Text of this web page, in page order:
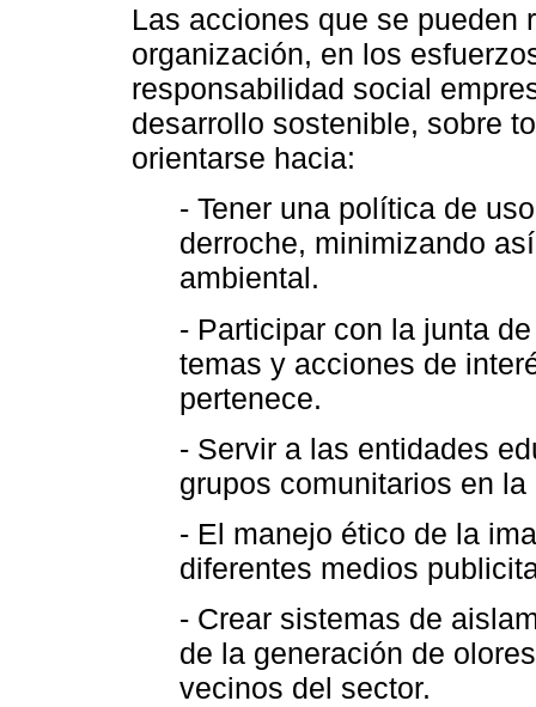
Las acciones que se pueden
organización, en los
responsabilidad social
desarrollo sostenible, sobre
orientarse hacia:
- Tener una política de
derroche, minimizando
ambiental.
- Participar con la junta
temas y acciones de
pertenece.
- Servir a las entidades
grupos comunitarios en
- El manejo ético de la
diferentes medios
- Crear sistemas de
de la generación de
vecinos del sector.